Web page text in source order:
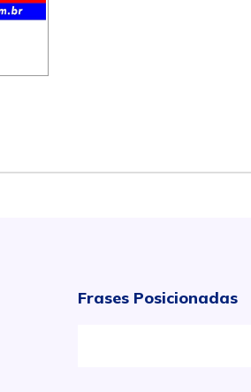
Frases Posicionadas